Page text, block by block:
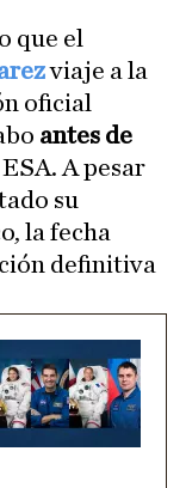
que el
viaje a la
oficial
antes de
A pesar
su
la fecha
definitiva